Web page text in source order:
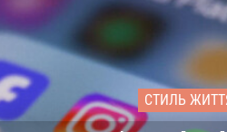
СТИЛЬ